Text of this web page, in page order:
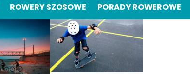
ROWERY SZOSOWE PORADY ROWEROWE